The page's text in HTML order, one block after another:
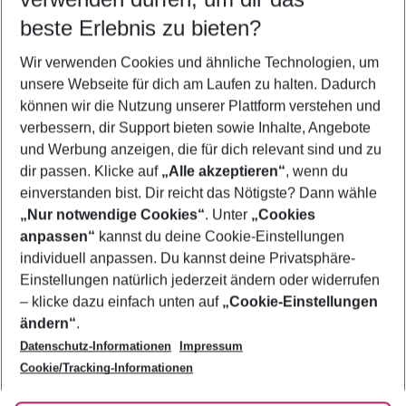
5-8 Nächte
2 Erwachsene Keine Kinder
Mehr Filter anzeigen
Footer
Footer navigation
Über uns
AGB
Bestpreisgarantie
Cookie-Einstellungen ändern
Cookie-Richtlinie
Agenturbetreuung
Barrierefreies Reisen
Folge uns
beste Erlebnis zu bieten?
Wir verwenden Cookies und ähnliche Technologien, um
unsere Webseite für dich am Laufen zu halten. Dadurch
können wir die Nutzung unserer Plattform verstehen und
verbessern, dir Support bieten sowie Inhalte, Angebote
und Werbung anzeigen, die für dich relevant sind und zu
dir passen. Klicke auf „Alle akzeptieren“, wenn du
einverstanden bist. Dir reicht das Nötigste? Dann wähle
„Nur notwendige Cookies“. Unter „Cookies
anpassen“ kannst du deine Cookie-Einstellungen
individuell anpassen. Du kannst deine Privatsphäre-
Einstellungen natürlich jederzeit ändern oder widerrufen
– klicke dazu einfach unten auf „Cookie-Einstellungen
ändern“.
Datenschutz-Informationen
Impressum
Cookie/Tracking-Informationen